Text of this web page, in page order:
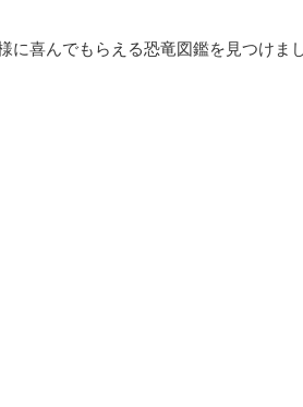
喜んでもらえる恐竜図鑑を見つけまし